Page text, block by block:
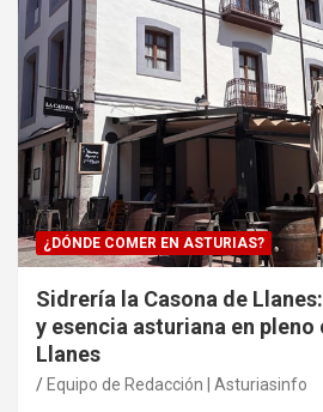
¿DÓNDE COMER EN ASTURIAS?
Sidrería la Casona de
y esencia asturiana en
Llanes
Equipo de Redacción | Asturiasinfo